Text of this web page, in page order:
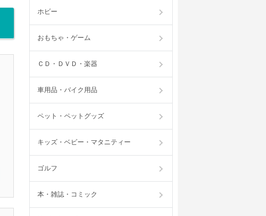
ホビー
おもちゃ・ゲーム
ＣＤ・ＤＶＤ・楽器
車用品・バイク用品
ペット・ペットグッズ
キッズ・ベビー・マタニティー
ゴルフ
本・雑誌・コミック